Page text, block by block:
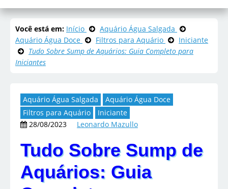
Você está em: Início
Aquário Água Salgada
Aquário Água Doce
Filtros para Aquário
Iniciante
Tudo Sobre Sump de Aquários: Guia Completo para
Iniciantes
Aquário Água Salgada
Aquário Água Doce
Filtros para Aquário
Iniciante
28/08/2023
Leonardo Mazullo
Tudo Sobre Sump de
Aquários: Guia